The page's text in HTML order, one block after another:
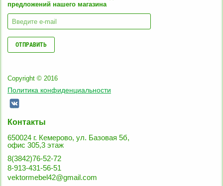
предложений нашего магазина
ОТПРАВИТЬ
Copyright © 2016
Политика конфиденциальности
Контакты
650024 г. Кемерово, ул. Базовая 5б,
офис 305,3 этаж
8(3842)76-52-72
8-913-431-56-51
vektormebel42@gmail.com